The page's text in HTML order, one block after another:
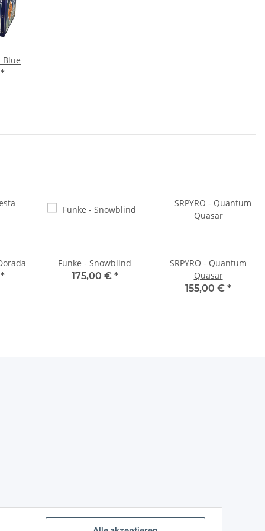
Blue
*
*
Funke - Snowblind
175,00 € *
SRPYRO - Quantum
Quasar
155,00 € *